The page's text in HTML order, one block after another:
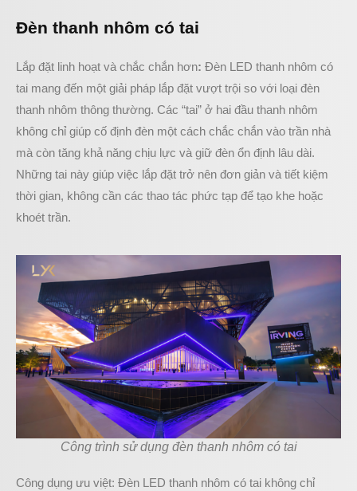
Đèn thanh nhôm có tai
Lắp đặt linh hoạt và chắc chắn hơn: Đèn LED thanh nhôm có
tai mang đến một giải pháp lắp đặt vượt trội so với loại đèn
thanh nhôm thông thường. Các “tai” ở hai đầu thanh nhôm
không chỉ giúp cố định đèn một cách chắc chắn vào trần nhà
mà còn tăng khả năng chịu lực và giữ đèn ổn định lâu dài.
Những tai này giúp việc lắp đặt trở nên đơn giản và tiết kiệm
thời gian, không cần các thao tác phức tạp để tạo khe hoặc
khoét trần.
Công trình sử dụng đèn thanh nhôm có tai
Công dụng ưu việt: Đèn LED thanh nhôm có tai không chỉ